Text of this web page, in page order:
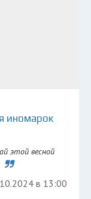
иномарок
этой весной
в 13:00